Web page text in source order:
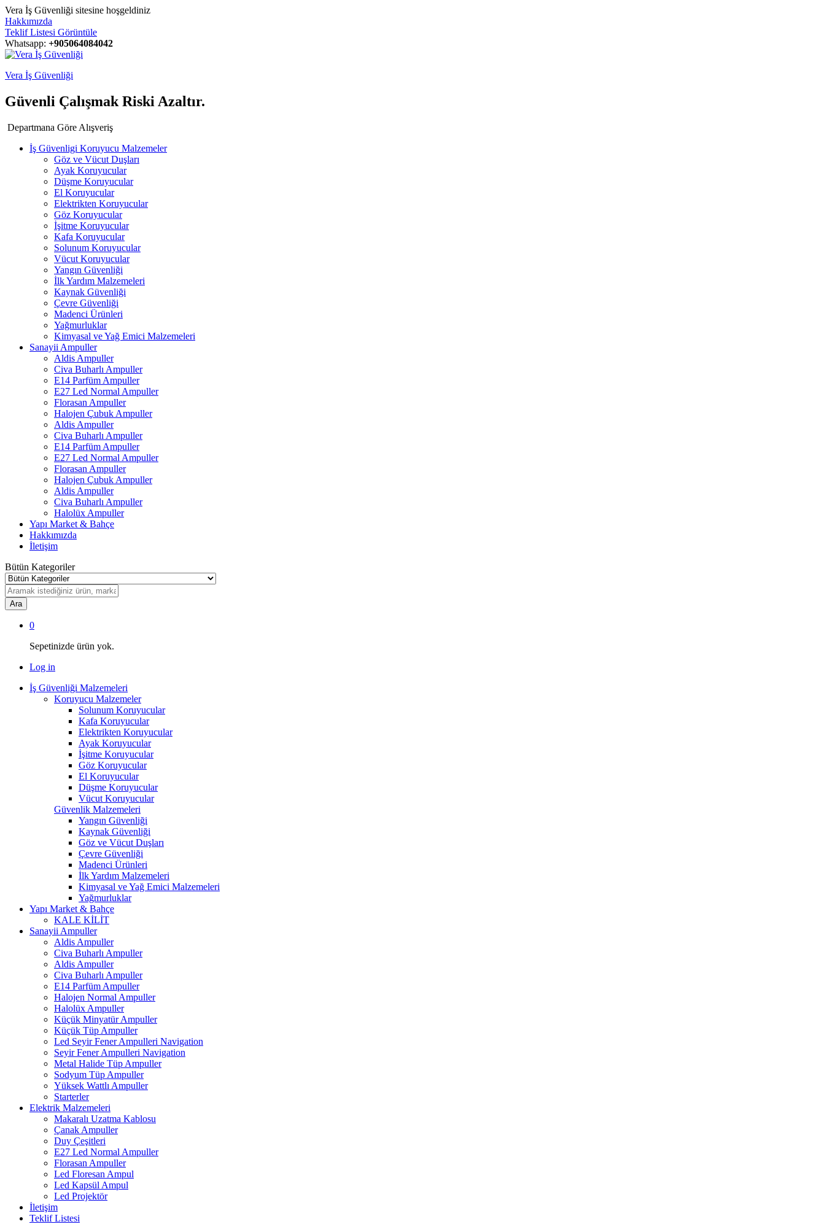
Vera İş Güvenliği sitesine hoşgeldiniz
Hakkımızda
Teklif Listesi Görüntüle
Whatsapp: +905064084042
Vera İş Güvenliği
Güvenli Çalışmak Riski Azaltır.
Departmana Göre Alışveriş
İş Güvenligi Koruyucu Malzemeler
Göz ve Vücut Duşları
Ayak Koruyucular
Düşme Koruyucular
El Koruyucular
Elektrikten Koruyucular
Göz Koruyucular
İşitme Koruyucular
Kafa Koruyucular
Solunum Koruyucular
Vücut Koruyucular
Yangın Güvenliği
İlk Yardım Malzemeleri
Kaynak Güvenliği
Çevre Güvenliği
Madenci Ürünleri
Yağmurluklar
Kimyasal ve Yağ Emici Malzemeleri
Sanayii Ampuller
Aldis Ampuller
Civa Buharlı Ampuller
E14 Parfüm Ampuller
E27 Led Normal Ampuller
Florasan Ampuller
Halojen Çubuk Ampuller
Aldis Ampuller
Civa Buharlı Ampuller
E14 Parfüm Ampuller
E27 Led Normal Ampuller
Florasan Ampuller
Halojen Çubuk Ampuller
Aldis Ampuller
Civa Buharlı Ampuller
Halolüx Ampuller
Yapı Market & Bahçe
Hakkımızda
İletişim
Bütün Kategoriler
Ara
0
Sepetinizde ürün yok.
Log in
İş Güvenliği Malzemeleri
Koruyucu Malzemeler
Solunum Koruyucular
Kafa Koruyucular
Elektrikten Koruyucular
Ayak Koruyucular
İşitme Koruyucular
Göz Koruyucular
El Koruyucular
Düşme Koruyucular
Vücut Koruyucular
Güvenlik Malzemeleri
Yangın Güvenliği
Kaynak Güvenliği
Göz ve Vücut Duşları
Çevre Güvenliği
Madenci Ürünleri
İlk Yardım Malzemeleri
Kimyasal ve Yağ Emici Malzemeleri
Yağmurluklar
Yapı Market & Bahçe
KALE KİLİT
Sanayii Ampuller
Aldis Ampuller
Civa Buharlı Ampuller
Aldis Ampuller
Civa Buharlı Ampuller
E14 Parfüm Ampuller
Halojen Normal Ampuller
Halolüx Ampuller
Küçük Minyatür Ampuller
Küçük Tüp Ampuller
Led Seyir Fener Ampulleri Navigation
Seyir Fener Ampulleri Navigation
Metal Halide Tüp Ampuller
Sodyum Tüp Ampuller
Yüksek Wattlı Ampuller
Starterler
Elektrik Malzemeleri
Makaralı Uzatma Kablosu
Çanak Ampuller
Duy Çeşitleri
E27 Led Normal Ampuller
Florasan Ampuller
Led Floresan Ampul
Led Kapsül Ampul
Led Projektör
İletişim
Teklif Listesi